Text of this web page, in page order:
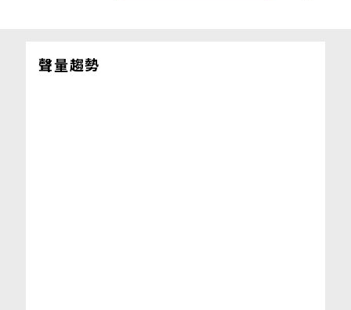
聲量趨勢